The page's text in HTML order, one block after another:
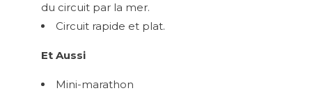
du circuit par la mer.
Circuit rapide et plat.
Et Aussi
Mini-marathon